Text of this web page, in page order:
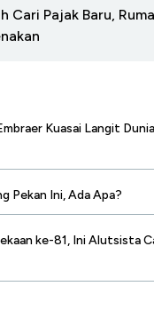
Cari Pajak Baru,
Kuasai Langit
Pekan Ini, Ada Apa?
ke-81, Ini Alutsista